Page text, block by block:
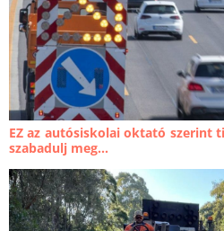
EZ az autósiskolai oktató szerint
szabadulj meg...